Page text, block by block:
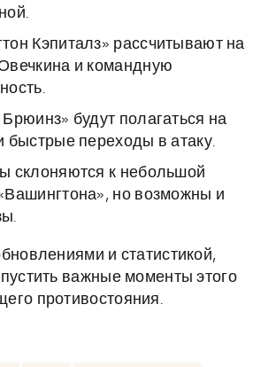
Кэпиталз» рассчитывают на
и командную
будут полагаться на
быстрые переходы в атаку.
склоняются к небольшой
но возможны и
и статистикой,
важные моменты этого
противостояния.